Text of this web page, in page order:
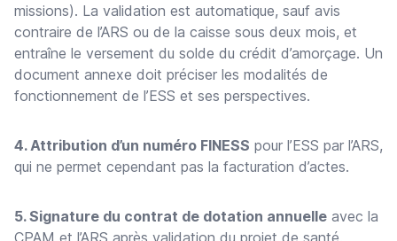
missions). La validation est automatique, sauf avis
contraire de l’ARS ou de la caisse sous deux mois, et
entraîne le versement du solde du crédit d’amorçage. Un
document annexe doit préciser les modalités de
fonctionnement de l’ESS et ses perspectives.
4. Attribution d’un numéro FINESS pour l’ESS par l’ARS,
qui ne permet cependant pas la facturation d’actes.
5. Signature du contrat de dotation annuelle avec la
CPAM et l’ARS après validation du projet de santé.